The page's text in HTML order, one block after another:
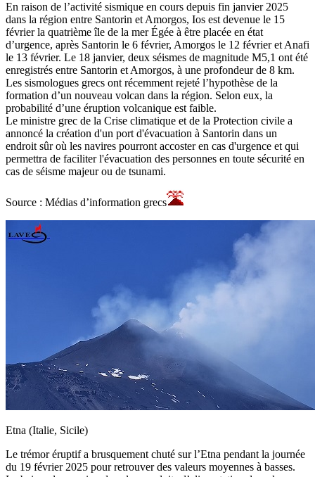
En raison de l’activité sismique en cours depuis fin janvier 2025
dans la région entre Santorin et Amorgos, Ios est devenue le 15
février la quatrième île de la mer Égée à être placée en état
d’urgence, après Santorin le 6 février, Amorgos le 12 février et Anafi
le 13 février. Le 18 janvier, deux séismes de magnitude M5,1 ont été
enregistrés entre Santorin et Amorgos, à une profondeur de 8 km.
Les sismologues grecs ont récemment rejeté l’hypothèse de la
formation d’un nouveau volcan dans la région. Selon eux, la
probabilité d’une éruption volcanique est faible.
Le ministre grec de la Crise climatique et de la Protection civile a
annoncé la création d'un port d'évacuation à Santorin dans un
endroit sûr où les navires pourront accoster en cas d'urgence et qui
permettra de faciliter l'évacuation des personnes en toute sécurité en
cas de séisme majeur ou de tsunami.
Source : Médias d’information grecs
Etna (Italie, Sicile)
Le trémor éruptif a brusquement chuté sur l’Etna pendant la journée
du 19 février 2025 pour retrouver des valeurs moyennes à basses.